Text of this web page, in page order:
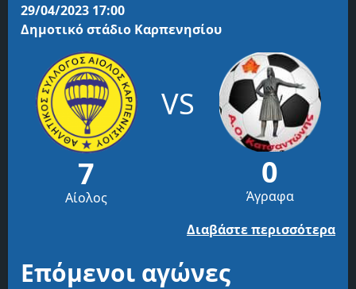
29/04/2023 17:00
Δημοτικό στάδιο Καρπενησίου
7
Αίολος
VS
0
Άγραφα
Διαβάστε περισσότερα
Επόμενοι αγώνες